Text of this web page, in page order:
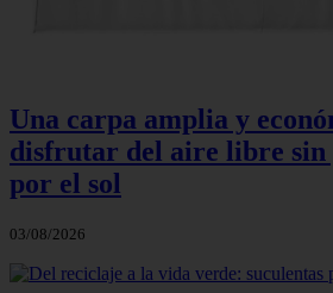
Una carpa amplia y
disfrutar del aire libre sin
por el sol
03/08/2026